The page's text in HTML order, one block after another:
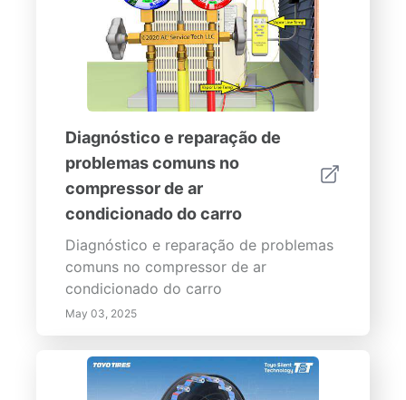
Diagnóstico e reparação de
problemas comuns no
compressor de ar
condicionado do carro
Diagnóstico e reparação de problemas
comuns no compressor de ar
condicionado do carro
May 03, 2025